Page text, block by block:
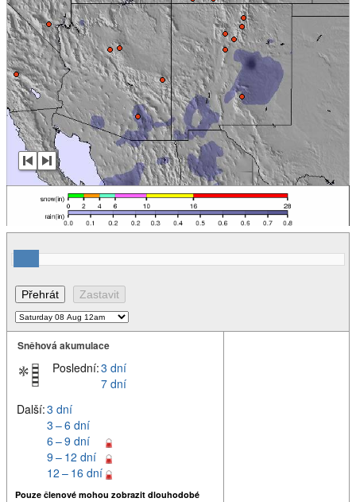
Sněhová akumulace
Poslední:3 dní
7 dní
Další:3 dní
3 – 6 dní
6 – 9 dní
9 – 12 dní
12 – 16 dní
Pouze členové mohou zobrazit dlouhodobé